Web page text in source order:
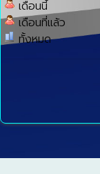
เดือนนี้
เดือนที่แล้ว
ทั้งหมด